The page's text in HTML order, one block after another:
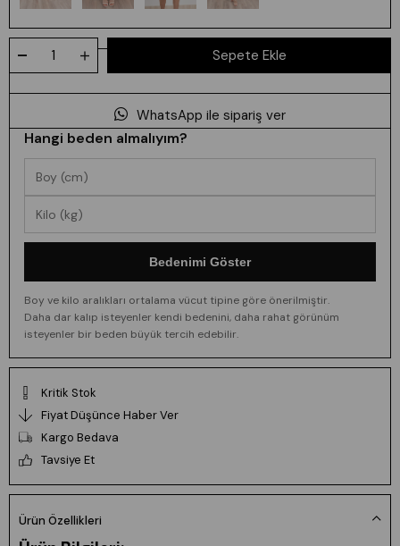
WhatsApp ile sipariş ver
Hangi beden almalıyım?
Bedenimi Göster
Boy ve kilo aralıkları ortalama vücut tipine göre önerilmiştir.
Daha dar kalıp isteyenler kendi bedenini, daha rahat görünüm
isteyenler bir beden büyük tercih edebilir.
Kritik Stok
Fiyat Düşünce Haber Ver
Kargo Bedava
Tavsiye Et
Ürün Özellikleri